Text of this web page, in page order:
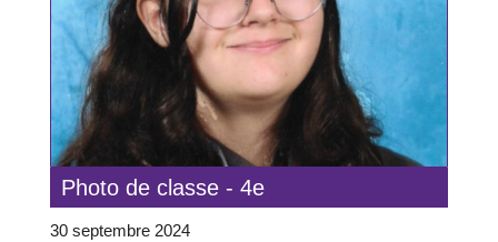
Photo de classe - 4e
30 septembre 2024